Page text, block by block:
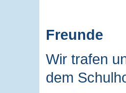
Freunde
Wir trafen
dem